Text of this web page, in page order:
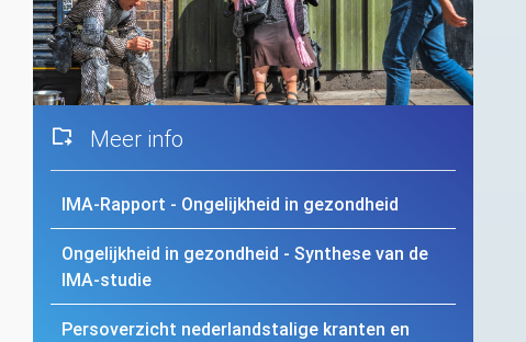
Meer info
IMA-Rapport - Ongelijkheid in gezondheid
Ongelijkheid in gezondheid - Synthese van de
IMA-studie
Persoverzicht nederlandstalige kranten en